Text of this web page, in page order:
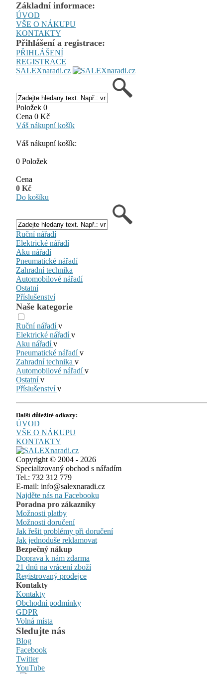
Základní informace:
ÚVOD
VŠE O NÁKUPU
KONTAKTY
Přihlášení a registrace:
PŘIHLÁŠENÍ
REGISTRACE
SALEXnaradi.cz
Položek 0
Cena 0 Kč
Váš nákupní košík
Váš nákupní košík:
0 Položek
Cena
0 Kč
Do košíku
Ruční nářadí
Elektrické nářadí
Aku nářadí
Pneumatické nářadí
Zahradní technika
Automobilové nářadí
Ostatní
Příslušenství
Naše kategorie
Ruční nářadív
Elektrické nářadív
Aku nářadív
Pneumatické nářadív
Zahradní technika v
Automobilové nářadív
Ostatnív
Příslušenstvív
Další důležité odkazy:
ÚVOD
VŠE O NÁKUPU
KONTAKTY
Copyright © 2004 - 2026
Specializovaný obchod s nářadím
Tel.: 732 312 779
E-mail: info@salexnaradi.cz
Najděte nás na Facebooku
Poradna pro zákazníky
Možnosti platby
Možnosti doručení
Jak řešit problémy při doručení
Jak jednoduše reklamovat
Bezpečný nákup
Doprava k nám zdarma
21 dnů na vrácení zboží
Registrovaný prodejce
Kontakty
Kontakty
Obchodní podmínky
GDPR
Volná místa
Sledujte nás
Blog
Facebook
Twitter
YouTube